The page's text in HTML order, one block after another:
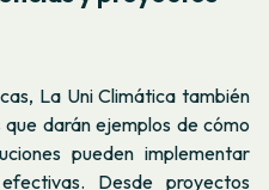
La Uni Climática también
darán ejemplos de cómo
pueden implementar
Desde proyectos